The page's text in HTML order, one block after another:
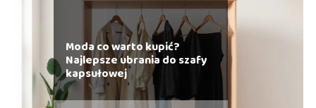
Moda co warto kupić?
Najlepsze ubrania do szafy
kapsułowej